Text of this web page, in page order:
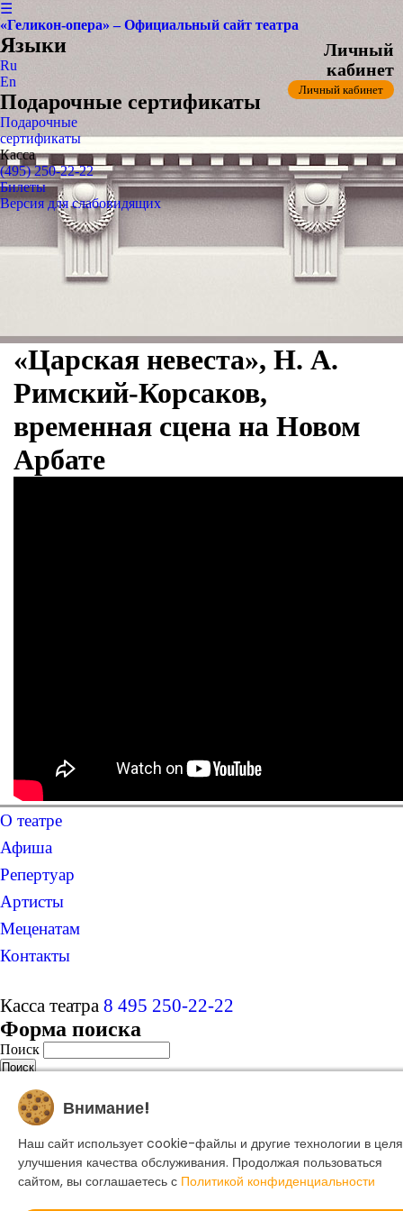
☰
«Геликон-опера» – Официальный сайт театра
Языки
Ru
En
Подарочные сертификаты
Подарочные
сертификаты
Касса
(495) 250-22-22
Личный
кабинет
Личный кабинет
Билеты
Версия для слабовидящих
«Царская невеста», Н. А.
Римский-Корсаков,
временная сцена на Новом
Арбате
О театре
Афиша
Репертуар
Артисты
Меценатам
Контакты
Касса театра 8 495 250-22-22
Форма поиска
Поиск
© 2025 Музыкальный театр Геликон-опера.
Политика конфиденциальности
Создание сайта -Dillix Media
Внимание!
Наш сайт использует cookie-файлы и другие технологии в
улучшения качества обслуживания. Продолжая пользоваться
сайтом, вы соглашаетесь с Политикой конфиденциальности